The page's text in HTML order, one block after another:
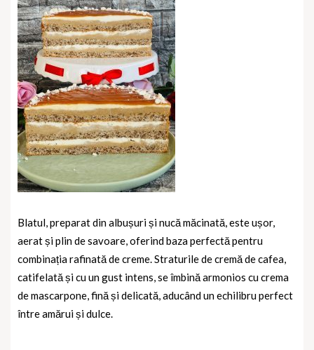
Blatul, preparat din albușuri și nucă măcinată, este ușor,
aerat și plin de savoare, oferind baza perfectă pentru
combinația rafinată de creme. Straturile decremă de cafea,
catifelată și cu un gust intens, se îmbină armonios cucrema
de mascarpone, fină și delicată, aducând un echilibru perfect
între amărui și dulce.